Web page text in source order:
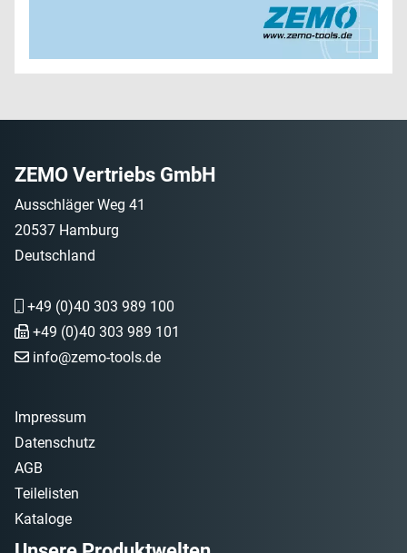
ZEMO Vertriebs GmbH
Ausschläger Weg 41
20537 Hamburg
Deutschland
+49 (0)40 303 989 100
+49 (0)40 303 989 101
info@zemo-tools.de
Impressum
Datenschutz
AGB
Teilelisten
Kataloge